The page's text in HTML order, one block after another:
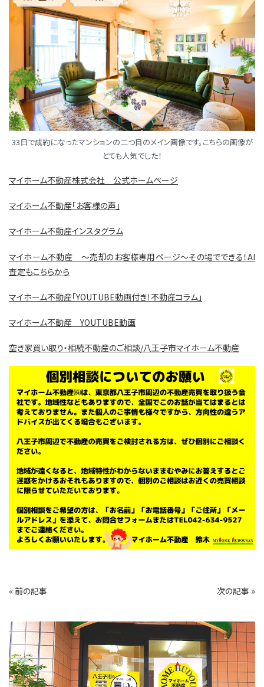
33日で成約になったマンションの二つ目のメイン画像です。こちらの画像が
とても人気でした！
マイホーム不動産株式会社 公式ホームページ
マイホーム不動産「お客様の声」
マイホーム不動産インスタグラム
マイホーム不動産 ～売却のお客様専用ページ～その場でできる！AI
査定もこちらから
マイホーム不動産「YOUTUBE動画付き！不動産コラム」
マイホーム不動産 YOUTUBE動画
空き家買い取り・相続不動産のご相談/八王子市マイホーム不動産
« 前の記事 次の記事 »